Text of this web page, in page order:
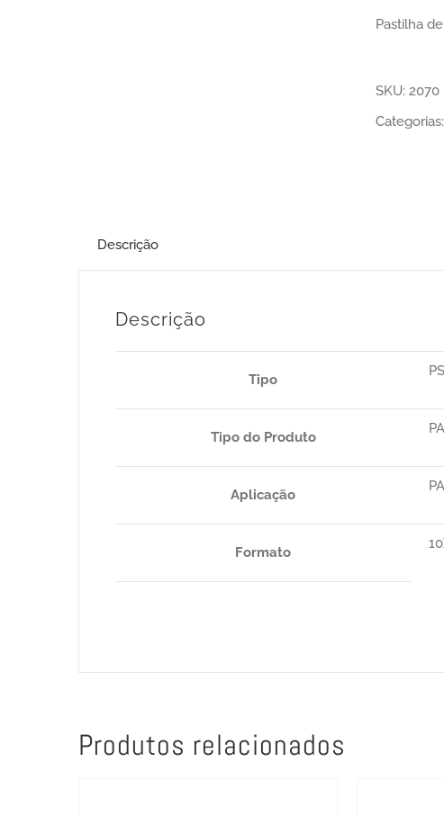
Pastilha
SKU: 2070
Categorias:
Descrição
Descrição
Tipo
PS
Tipo do Produto
Aplicação
Formato
Produtos relacionados